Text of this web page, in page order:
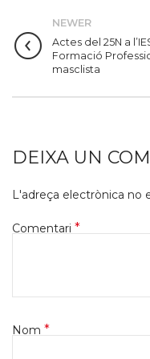
NEWER
Actes del 25N a
Formació
masclista
DEIXA UN
L'adreça electrònica no
Comentari *
Nom *